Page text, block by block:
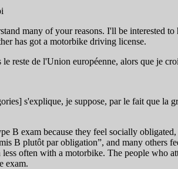
many of your reasons. I'll be interested
has got a motorbike driving license.
reste de l'Union européenne, alors que je
s'explique, je suppose, par le fait que la
B exam because they feel socially
B plutôt par obligation”, and many
often with a motorbike. The people who
exam.